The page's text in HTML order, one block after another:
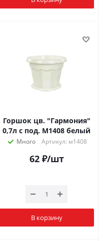
Горшок цв. "Гармония"
0,7л с под. М1408 белый
Много Артикул: м1408
62₽/шт
В корзину